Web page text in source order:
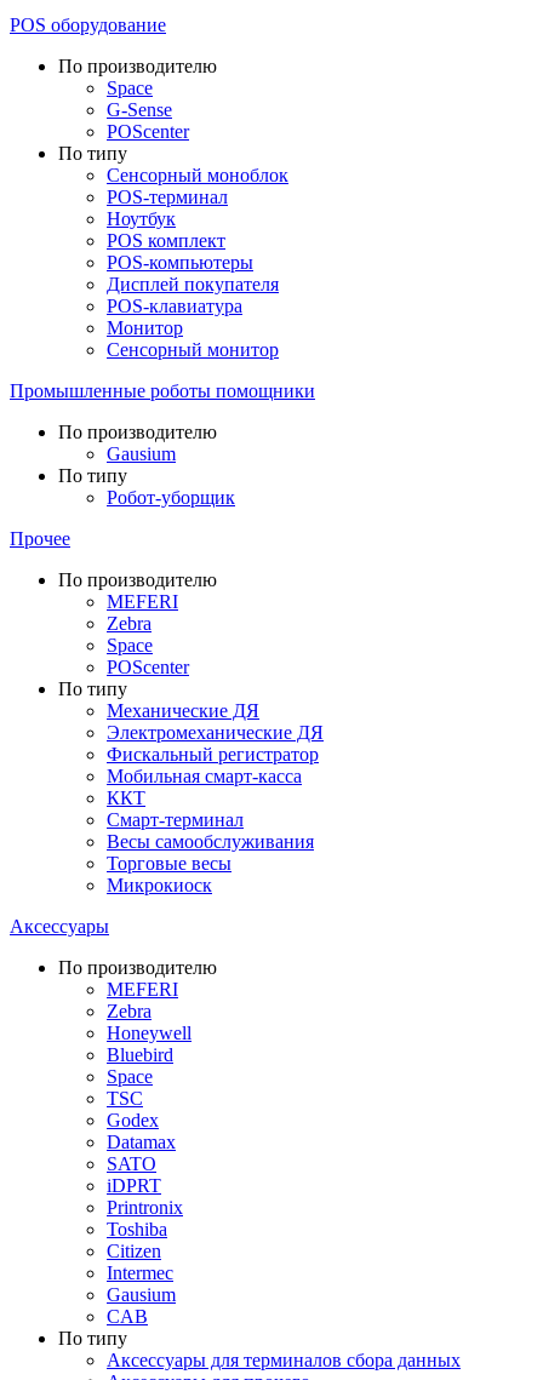
POS оборудование
По производителю
Space
G-Sense
POScenter
По типу
Сенсорный моноблок
POS-терминал
Ноутбук
POS комплект
POS-компьютеры
Дисплей покупателя
POS-клавиатура
Монитор
Сенсорный монитор
Промышленные роботы помощники
По производителю
Gausium
По типу
Робот-уборщик
Прочее
По производителю
MEFERI
Zebra
Space
POScenter
По типу
Механические ДЯ
Электромеханические ДЯ
Фискальный регистратор
Мобильная смарт-касса
ККТ
Смарт-терминал
Весы самообслуживания
Торговые весы
Микрокиоск
Аксессуары
По производителю
MEFERI
Zebra
Honeywell
Bluebird
Space
TSC
Godex
Datamax
SATO
iDPRT
Printronix
Toshiba
Citizen
Intermec
Gausium
CAB
По типу
Аксессуары для терминалов сбора данных